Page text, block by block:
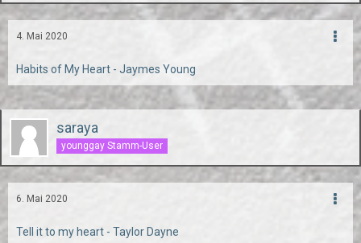
4. Mai 2020
Habits of My Heart - Jaymes Young
saraya
younggay Stamm-User
6. Mai 2020
Tell it to my heart - Taylor Dayne